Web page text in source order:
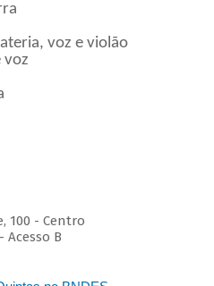
voz e violão
voz
100 - Centro
Acesso B